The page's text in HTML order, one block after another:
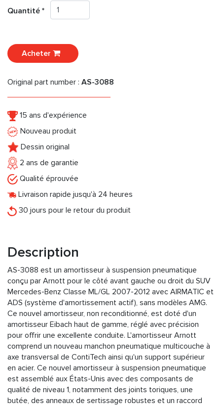
Quantité *
Acheter
Original part number : AS-3088
15 ans d'expérience
Nouveau produit
Dessin original
2 ans de garantie
Qualité éprouvée
Livraison rapide jusqu'à 24 heures
30 jours pour le retour du produit
Description
AS-3088 est un amortisseur à suspension pneumatique
conçu par Arnott pour le côté avant gauche ou droit du SUV
Mercedes-Benz Classe ML/GL 2007-2012 avec AIRMATIC et
ADS (système d'amortissement actif), sans modèles AMG.
Ce nouvel amortisseur, non reconditionné, est doté d'un
amortisseur Eibach haut de gamme, réglé avec précision
pour offrir une excellente conduite. L'amortisseur Arnott
comprend un nouveau manchon pneumatique multicouche à
axe transversal de ContiTech ainsi qu'un support supérieur
en acier. Ce nouvel amortisseur à suspension pneumatique
est assemblé aux États-Unis avec des composants de
qualité de niveau 1, notamment des joints toriques, une
butée, des anneaux de sertissage robustes et un raccord